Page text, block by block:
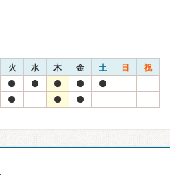
火 水 木 金 土 日 祝